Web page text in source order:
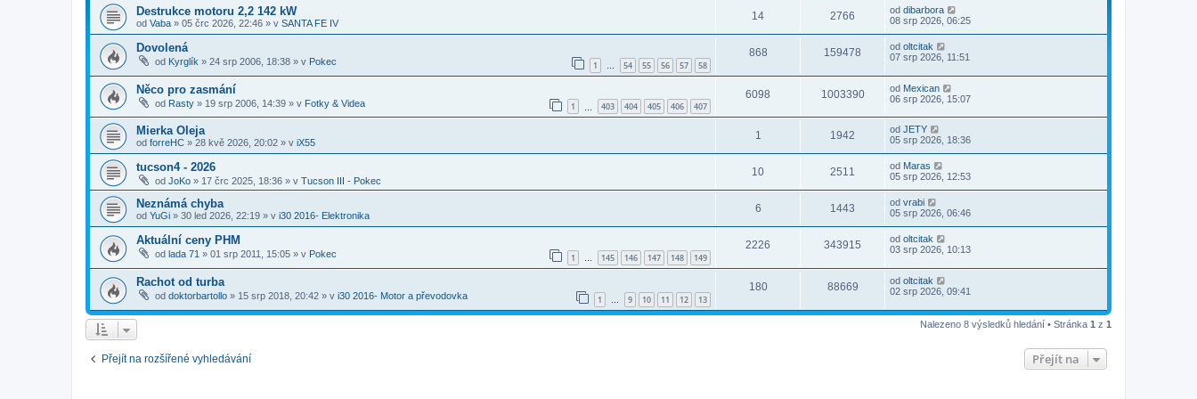
Destrukce motoru 2,2 142 kW
od Vaba » 05 črc 2026, 22:46 » v SANTA FE IV
14 2766 od dibarbora
08 srp 2026, 06:25
Dovolená
od Kyrglík » 24 srp 2006, 18:38 » v Pokec 1 … 54 55 56 57 58
868 159478 od oltcitak
07 srp 2026, 11:51
Něco pro zasmání
od Rasty » 19 srp 2006, 14:39 » v Fotky & Videa 1 403 404 405 406 407
6098 1003390 od Mexican
06 srp 2026, 15:07
Mierka Oleja
od forreHC » 28 kvě 2026, 20:02 » v iX55
1 1942 od JETY
05 srp 2026, 18:36
tucson4 - 2026
od JoKo » 17 črc 2025, 18:36 » v Tucson III - Pokec
10 2511 od Maras
05 srp 2026, 12:53
Neznámá chyba
od YuGi » 30 led 2026, 22:19 » v i30 2016- Elektronika
6 1443 od vrabi
05 srp 2026, 06:46
Aktuální ceny PHM
od lada 71 » 01 srp 2011, 15:05 » v Pokec 1 … 145 146 147 148 149
2226 343915 od oltcitak
03 srp 2026, 10:13
Rachot od turba
od doktorbartollo » 15 srp 2018, 20:42 » v i30 2016- Motor a převodovka 1 … 9 10 11 12 13
180 88669 od oltcitak
02 srp 2026, 09:41
Nalezeno 8 výsledků hledání • Stránka 1 z 1
Přejít na rozšířené vyhledávání Přejít na